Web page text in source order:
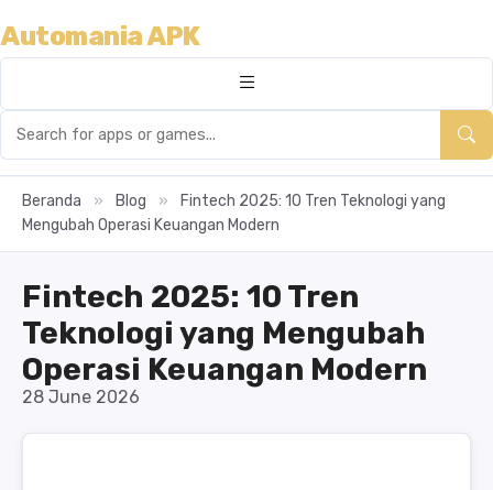
Automania APK
Beranda » Blog »
Fintech 2025: 10 Tren Teknologi yang
Mengubah Operasi Keuangan Modern
Fintech 2025: 10 Tren
Teknologi yang Mengubah
Operasi Keuangan Modern
28 June 2026